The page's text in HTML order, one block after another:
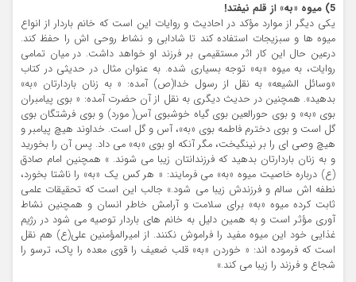
5) ميوه «به» از قلم نيفتد!
يکي ديگر از موارد مؤکد در احاديث و روايات اين است که خانم باردار از انواع
ميوه ها و سبزيجات استفاده کند تا شادابي و نشاط روحي اش را حفظ کند.
درعين حال اين کار اثر مستقيمي بر فرزند او خواهد داشت. در ميان تمامي
روايات، به ميوه «به» توجه بسياري شده. به عنوان مثال در حديثي در کتاب
«وسائل الشيعه» به نقل از رسول خدا(ص) آمده: « به زنان باردارتان «به»
بدهيد». همچنين در حديث ديگري به نقل از آن حضرت آمده: « بوي پيامبران
بوي «به» و بوي حورالعين بوي گياه خوشبوي آس( مورد) و بوي فرشتگان بوي
گل است و بوي دخترم فاطمه بوي «به»، آس و گل است. خداوند هيچ پيامبر و
هيچ وصي اي را بر نينگيخت، مگر آنکه او بوي «به» مي داد. پس آن را بخوريد
و به زنان باردارتان بدهيد که فرزندانتان زيبا مي شوند. » همچنين امام صادق
(ع) درباره خاصيت ميوه «به» مي فرمايند: « هر کس يک «به» را ناشتا بخورد،
نطفه اش سالم و فرزندش زيبا مي شود.» جالب اين است که تحقيقات علمي
ثابت کرده ميوه «به» براي سلامت و آرامش خاطر انسان و همچنين نشاط
آوري مؤثر است و به همين دليل به خانم هاي باردار توصيه مي شود در رژيم
غذايي خود اين ميوه مفيد را فراموش نکنند. از اميرالمؤمنين علي(ع) هم نقل
است که فرموده اند: « خوردن «به» قلب ضعيف را قوي معده را پاک، ترسو را
شجاع و فرزند را زيبا مي کند.»